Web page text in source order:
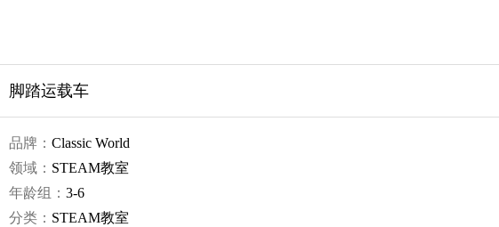
脚踏运载车
品牌： Classic World
领域： STEAM教室
年龄组： 3-6
分类： STEAM教室